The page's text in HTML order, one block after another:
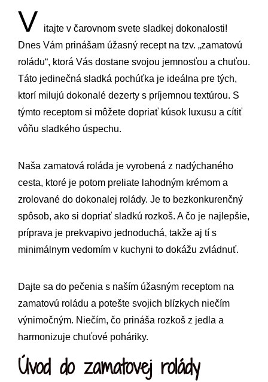
V
itajte v čarovnom svete sladkej dokonalosti!
Dnes Vám prinášam úžasný recept na tzv. „zamatovú
roládu“, ktorá Vás dostane svojou jemnosťou a chuťou.
Táto jedinečná sladká pochúťka je ideálna pre tých,
ktorí milujú dokonalé dezerty s príjemnou textúrou. S
týmto receptom si môžete dopriať kúsok luxusu a cítiť
vôňu sladkého úspechu.
Naša zamatová roláda je vyrobená z nadýchaného
cesta, ktoré je potom preliate lahodným krémom a
zrolované do dokonalej rolády. Je to bezkonkurenčný
spôsob, ako si dopriať sladkú rozkoš. A čo je najlepšie,
príprava je prekvapivo jednoduchá, takže aj tí s
minimálnym vedomím v kuchyni to dokážu zvládnuť.
Dajte sa do pečenia s naším úžasným receptom na
zamatovú roládu a potešte svojich blízkych niečím
výnimočným. Niečím, čo prináša rozkoš z jedla a
harmonizuje chuťové poháriky.
Úvod do zamatovej rolády